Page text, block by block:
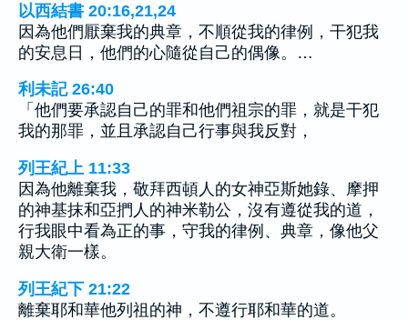
以西結書 20:16,21,24
因為他們厭棄我的典章，不順從我的律例，干犯我
的安息日，他們的心隨從自己的偶像。…
利未記 26:40
「他們要承認自己的罪和他們祖宗的罪，就是干犯
我的那罪，並且承認自己行事與我反對，
列王紀上 11:33
因為他離棄我，敬拜西頓人的女神亞斯她錄、摩押
的神基抹和亞捫人的神米勒公，沒有遵從我的道，
行我眼中看為正的事，守我的律例、典章，像他父
親大衛一樣。
列王紀下 21:22
離棄耶和華他列祖的神，不遵行耶和華的道。